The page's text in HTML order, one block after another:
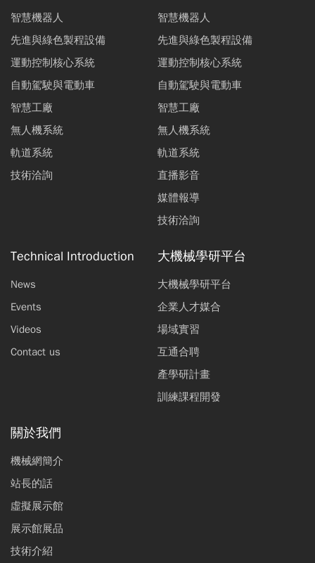
智慧機器人
先進與綠色製程設備
運動控制核心系統
自動駕駛與電動車
智慧工廠
無人機系統
軌道系統
技術洽詢
智慧機器人
先進與綠色製程設備
運動控制核心系統
自動駕駛與電動車
智慧工廠
無人機系統
軌道系統
直播影音
媒體報導
技術洽詢
Technical Introduction
News
Events
Videos
Contact us
大機械學研平台
大機械學研平台
企業人才媒合
場域實習
互通合聘
產學研計畫
訓練課程開發
關於我們
機械網簡介
站長的話
虛擬展示館
展示館展品
技術介紹